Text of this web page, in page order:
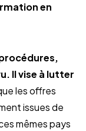
en
Il vise à lutter
les offres
issues de
mêmes pays